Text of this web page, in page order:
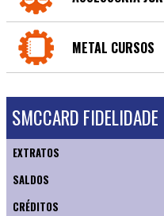
METAL CURSOS
SMCCARD FIDELIDADE
EXTRATOS
SALDOS
CRÉDITOS